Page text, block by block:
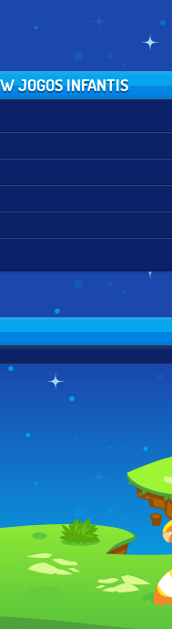
JOGOS INFANTIS